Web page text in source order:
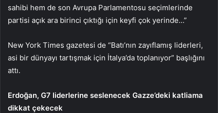
sahibi hem de son Avrupa Parlamentosu seçim­lerinde
partisi açık ara birinci çıktığı için keyfi çok ye­rinde…”
New York Times gaze­tesi de “Batı’nın zayıf­lamış liderleri,
asi bir dünyayı tartışmak için İtalya’da toplanı­yor” başlığını
attı.
Erdoğan, G7 liderlerine seslenecek Gazze’deki katliama
dikkat çekecek